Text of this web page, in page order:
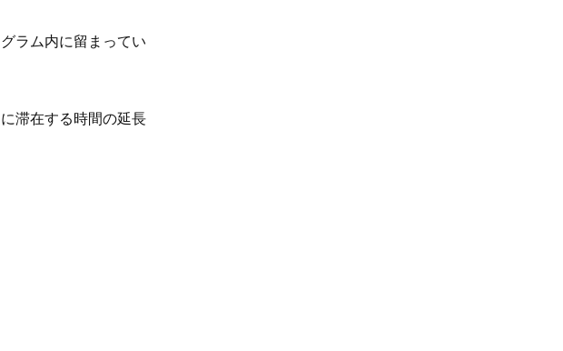
ラム内に留まってい
滞在する時間の延長